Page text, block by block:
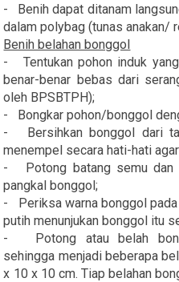
- Benih dapat ditanam
dalam polybag (tunas anakan/
Benih belahan bonggol
- Tentukan pohon induk
benar-benar bebas dari
oleh BPSBTPH);
- Bongkar pohon/bonggol
- Bersihkan bonggol dari
menempel secara hati-hati
- Potong batang semu dan
pangkal bonggol;
- Periksa warna bonggol
putih menunjukan bonggol itu
- Potong atau belah
sehingga menjadi beberapa
x 10 x 10 cm. Tiap belahan